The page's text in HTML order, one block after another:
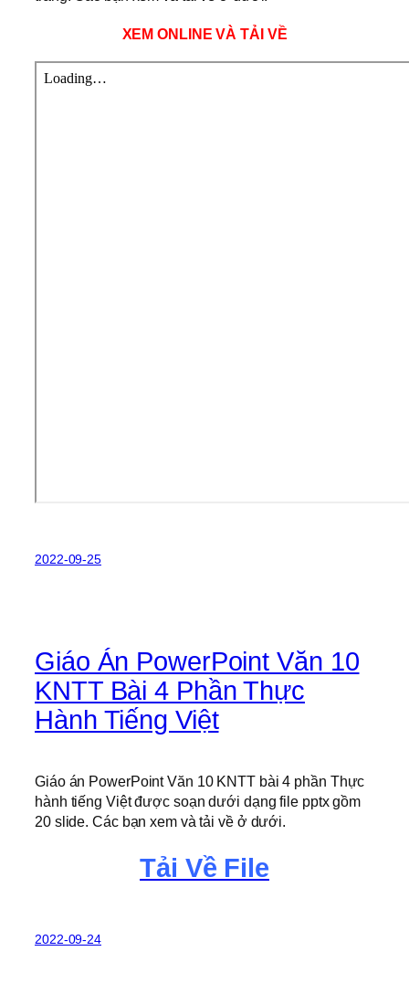
XEM ONLINE VÀ TẢI VỀ
2022-09-25
Giáo Án PowerPoint Văn 10
KNTT Bài 4 Phần Thực
Hành Tiếng Việt
Giáo án PowerPoint Văn 10 KNTT bài 4 phần Thực
hành tiếng Việt được soạn dưới dạng file pptx gồm
20 slide. Các bạn xem và tải về ở dưới.
Tải Về File
2022-09-24